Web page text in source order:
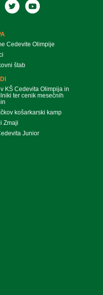
Cedevite Olimpije
štab
KŠ Cedevita Olimpija in
ter cenik mesečnih
košarkarski kamp
Zmaji
Junior